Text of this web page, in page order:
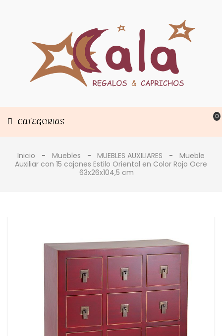
CATEGORIAS 0
Decoración
Estancias
Inicio Muebles MUEBLES AUXILIARES
Mueble
Auxiliar con 15 cajones Estilo Oriental en Color Rojo Ocre
63x26x104,5 cm